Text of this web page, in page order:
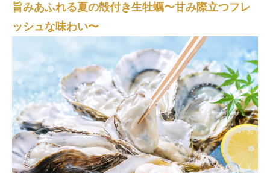
旨みあふれる夏の殻付き生牡蠣〜甘み際立つフレ
ッシュな味わい〜